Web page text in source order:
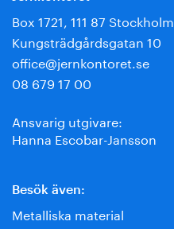
Box 1721, 111 87 Stockholm
Kungsträdgårdsgatan 10
office@jernkontoret.se
08 679 17 00
Ansvarig utgivare:
Hanna Escobar-Jansson
Besök även:
Metalliska material